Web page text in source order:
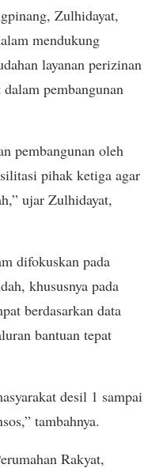
Zulhidayat,
mendukung
layanan perizinan
pembangunan
pembangunan oleh
pihak ketiga agar
ujar Zulhidayat,
difokuskan pada
khususnya pada
berdasarkan data
bantuan tepat
desil 1 sampai
tambahnya.
Rakyat,